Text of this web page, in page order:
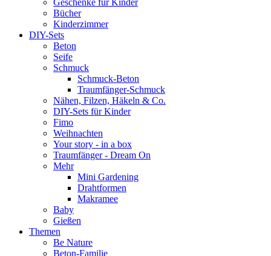
Geschenke für Kinder
Bücher
Kinderzimmer
DIY-Sets
Beton
Seife
Schmuck
Schmuck-Beton
Traumfänger-Schmuck
Nähen, Filzen, Häkeln & Co.
DIY-Sets für Kinder
Fimo
Weihnachten
Your story - in a box
Traumfänger - Dream On
Mehr
Mini Gardening
Drahtformen
Makramee
Baby
Gießen
Themen
Be Nature
Beton-Familie